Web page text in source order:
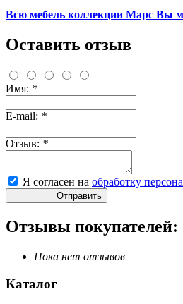
Всю мебель коллекции Марс Вы
Оставить отзыв
Имя: *
E-mail: *
Отзыв: *
Я согласен на обработку
Отправить
Отзывы покупателей:
Пока нет отзывов
Каталог